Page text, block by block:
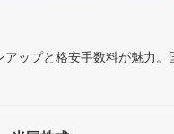
ップと格安手数料が魅力